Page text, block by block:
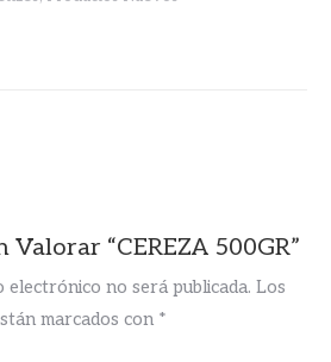
Valorar “CEREZA 500GR”
electrónico no será publicada. Los
marcados con *